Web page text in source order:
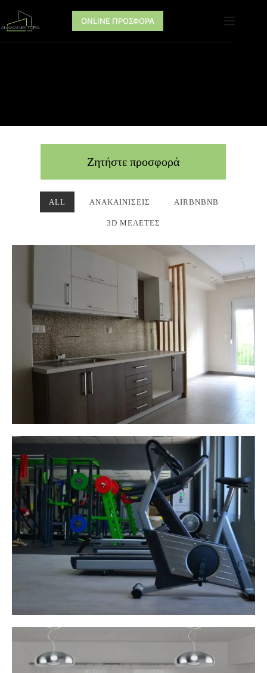
ONLINE ΠΡΟΣΦΟΡΑ
Ζητήστε προσφορά
ALL ΑΝΑΚΑΙΝΊΣΕΙΣ AIRBNBNB
3D ΜΕΛΈΤΕΣ